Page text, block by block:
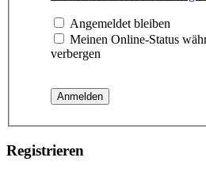
Angemeldet bleiben
Meinen Online-Status
verbergen
Registrieren